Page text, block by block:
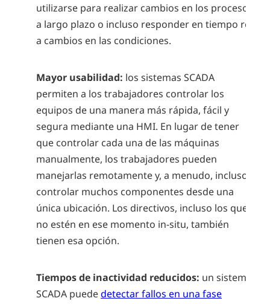
utilizarse para realizar cambios en los procesos
a largo plazo o incluso responder en tiempo real
a cambios en las condiciones.
Mayor usabilidad: los sistemas SCADA
permiten a los trabajadores controlar los
equipos de una manera más rápida, fácil y
segura mediante una HMI. En lugar de tener
que controlar cada una de las máquinas
manualmente, los trabajadores pueden
manejarlas remotamente y, a menudo, incluso
controlar muchos componentes desde una
única ubicación. Los directivos, incluso los que
no estén en ese momento in-situ, también
tienen esa opción.
Tiempos de inactividad reducidos: un sistema
SCADA puededetectar fallos en una fase